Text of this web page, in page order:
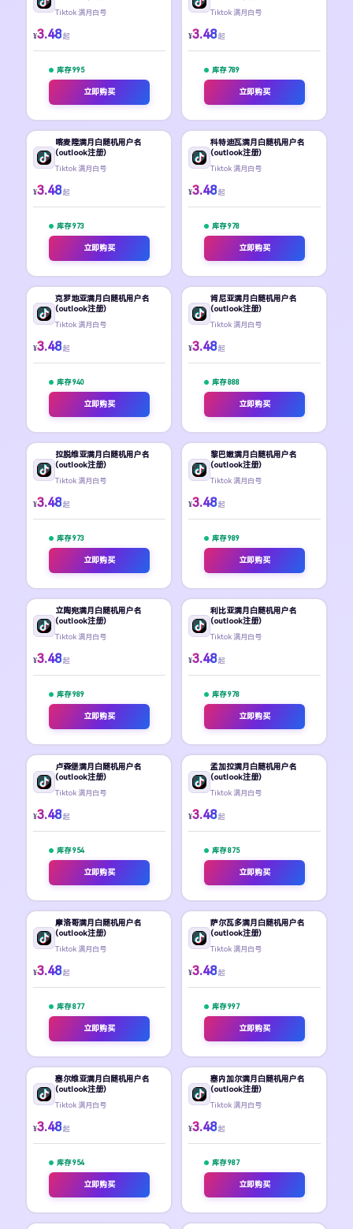
Tiktok 满月白号
¥3.48 起
库存 995
立即购买
Tiktok 满月白号
¥3.48 起
库存 789
立即购买
喀麦隆满月白随机用户名
(outlook注册)
Tiktok 满月白号
¥3.48 起
库存 973
立即购买
科特迪瓦满月白随机用户名
(outlook注册)
Tiktok 满月白号
¥3.48 起
库存 978
立即购买
克罗地亚满月白随机用户名
(outlook注册)
Tiktok 满月白号
¥3.48 起
库存 940
立即购买
肯尼亚满月白随机用户名
(outlook注册)
Tiktok 满月白号
¥3.48 起
库存 888
立即购买
拉脱维亚满月白随机用户名
(outlook注册)
Tiktok 满月白号
¥3.48 起
库存 973
立即购买
黎巴嫩满月白随机用户名
(outlook注册)
Tiktok 满月白号
¥3.48 起
库存 989
立即购买
立陶宛满月白随机用户名
(outlook注册)
Tiktok 满月白号
¥3.48 起
库存 989
立即购买
利比亚满月白随机用户名
(outlook注册)
Tiktok 满月白号
¥3.48 起
库存 978
立即购买
卢森堡满月白随机用户名
(outlook注册)
Tiktok 满月白号
¥3.48 起
库存 954
立即购买
孟加拉满月白随机用户名
(outlook注册)
Tiktok 满月白号
¥3.48 起
库存 875
立即购买
摩洛哥满月白随机用户名
(outlook注册)
Tiktok 满月白号
¥3.48 起
库存 877
立即购买
萨尔瓦多满月白随机用户名
(outlook注册)
Tiktok 满月白号
¥3.48 起
库存 997
立即购买
塞尔维亚满月白随机用户名
(outlook注册)
Tiktok 满月白号
¥3.48 起
库存 954
立即购买
塞内加尔满月白随机用户名
(outlook注册)
Tiktok 满月白号
¥3.48 起
库存 987
立即购买